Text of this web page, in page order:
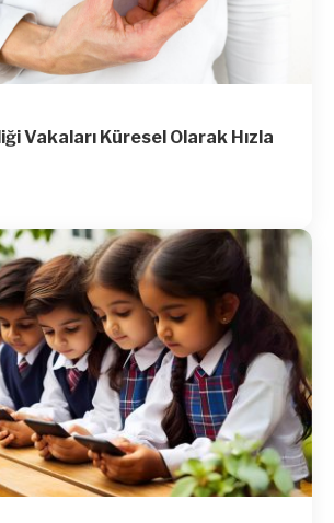
Vakaları Küresel Olarak Hızla